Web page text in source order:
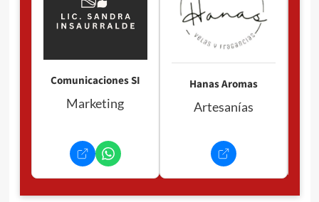
Comunicaciones SI
Marketing
Hanas Aromas
Artesanías